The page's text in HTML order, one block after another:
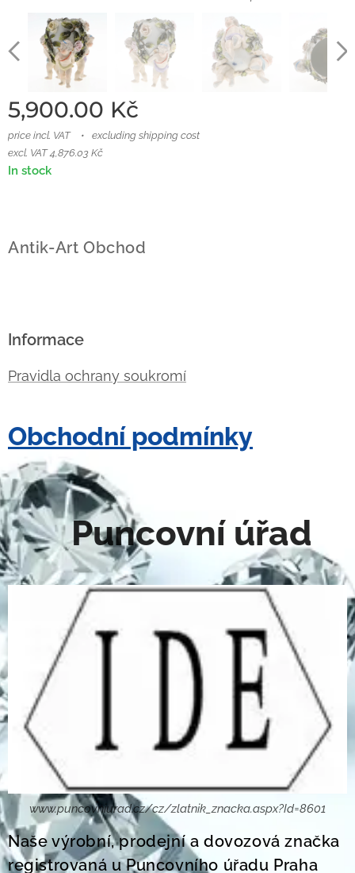
5,900.00 Kč
price incl. VAT
excluding shipping cost
excl. VAT 4,876.03 Kč
In stock
Antik-Art Obchod
Informace
Pravidla ochrany soukromí
Obchodní podmínky
Puncovní úřad
www.puncovniurad.cz/cz/zlatnik_znacka.aspx?Id=8601
Naše výrobní, prodejní a dovozová značka
registrovaná u Puncovního úřadu Praha